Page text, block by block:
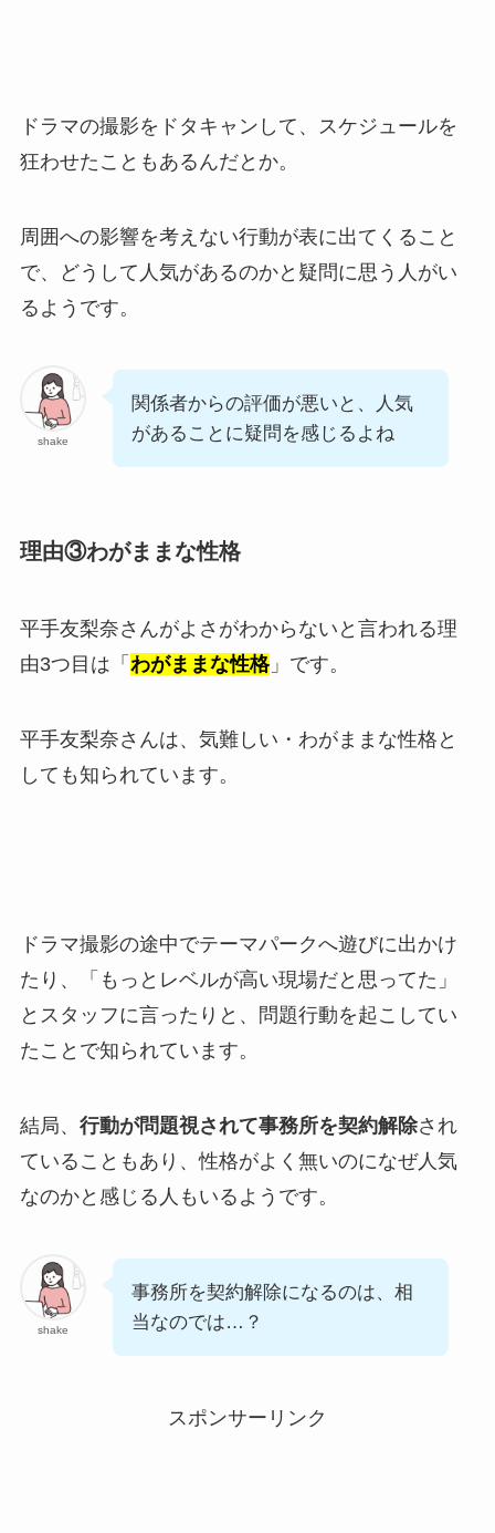
ドラマの撮影をドタキャンして、スケジュールを
狂わせたこともあるんだとか。
周囲への影響を考えない行動が表に出てくること
で、どうして人気があるのかと疑問に思う人がい
るようです。
shake
関係者からの評価が悪いと、人気
があることに疑問を感じるよね
理由③わがままな性格
平手友梨奈さんがよさがわからないと言われる理
由3つ目は「 わがままな性格」です。
平手友梨奈さんは、気難しい・わがままな性格と
しても知られています。
ドラマ撮影の途中でテーマパークへ遊びに出かけ
たり、「もっとレベルが高い現場だと思ってた」
とスタッフに言ったりと、問題行動を起こしてい
たことで知られています。
結局、 行動が問題視されて事務所を契約解除され
ていることもあり、性格がよく無いのになぜ人気
なのかと感じる人もいるようです。
shake
事務所を契約解除になるのは、相
当なのでは…？
スポンサーリンク